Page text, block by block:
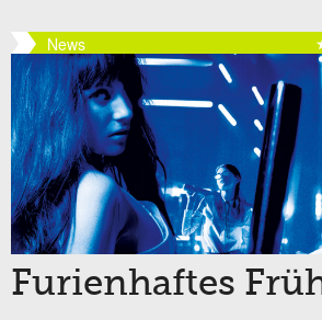
News
Furienhaftes